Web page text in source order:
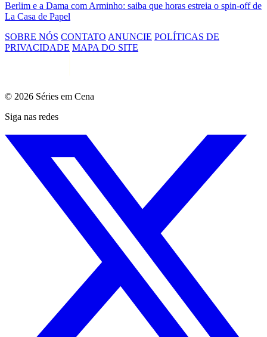
Berlim e a Dama com Arminho: saiba que horas estreia o spin-off de
La Casa de Papel
SOBRE NÓS CONTATO ANUNCIE POLÍTICAS DE
PRIVACIDADE MAPA DO SITE
© 2026 Séries em Cena
Siga nas redes